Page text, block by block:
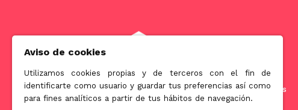
Somos una empresa orientada a ofrecer soluciones innovadoras
en el mundo de la licuación patrimonial de la tercera edad.
Aviso de cookies
Utilizamos cookies propias y de terceros con el fin de
identificarte como usuario y guardar tus preferencias así como
para fines analíticos a partir de tus hábitos de navegación.